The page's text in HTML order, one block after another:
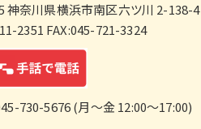
神奈川県横浜市南区六ツ川 2-138-4
2351 FAX:045-721-3324
730-5676 (月～金 12:00～17:00)